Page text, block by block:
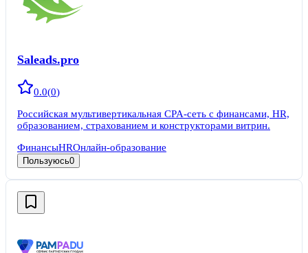
Saleads.pro
0.0(0)
Российская мультивертикальная CPA-сеть с финансами, HR,
образованием, страхованием и конструкторами витрин.
ФинансыHRОнлайн-образование
Пользуюсь0